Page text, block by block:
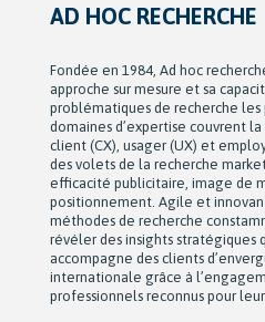
AD HOC RECHERCHE
Fondée en 1984, Ad hoc
approche sur mesure et sa
problématiques de recherche les
domaines d’expertise couvrent
client (CX), usager (UX) et
des volets de la recherche
efficacité publicitaire, image de
positionnement. Agile et
méthodes de recherche
révéler des insights stratégiques
accompagne des clients
internationale grâce à
professionnels reconnus pour